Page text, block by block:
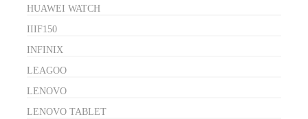
HUAWEI WATCH
IIIF150
INFINIX
LEAGOO
LENOVO
LENOVO TABLET